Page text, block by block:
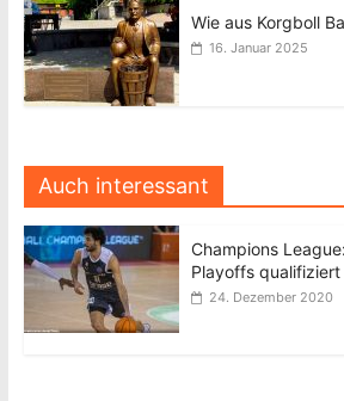
Wie aus Korgboll
16. Januar 2025
Auch interessant
Champions
Playoffs qualifiziert
24. Dezember 2020